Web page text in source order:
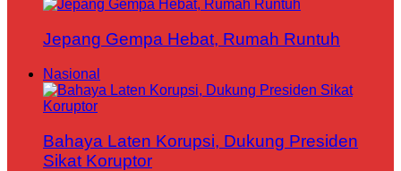
Jepang Gempa Hebat, Rumah Runtuh
Nasional
Bahaya Laten Korupsi, Dukung Presiden
Sikat Koruptor